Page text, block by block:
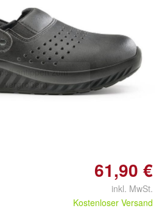
antippen zum
vergrößern
61,90 €
inkl. MwSt.
Kostenloser Versand